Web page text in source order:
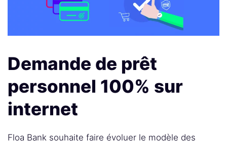
Demande de prêt
personnel 100% sur
internet
Floa Bank souhaite faire évoluer le modèle des